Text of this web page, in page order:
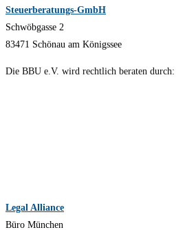
Steuerberatungs-GmbH
Schwöbgasse 2
83471 Schönau am Königssee
Die BBU e.V. wird rechtlich beraten durch:
Legal Alliance
Büro München